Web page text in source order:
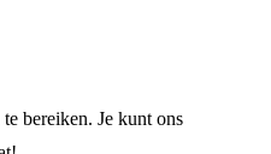
bereiken. Je kunt ons